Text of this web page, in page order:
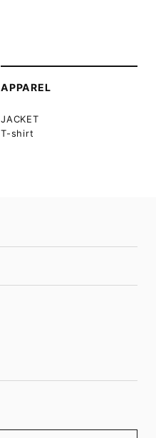
APPAREL
JACKET
T-shirt